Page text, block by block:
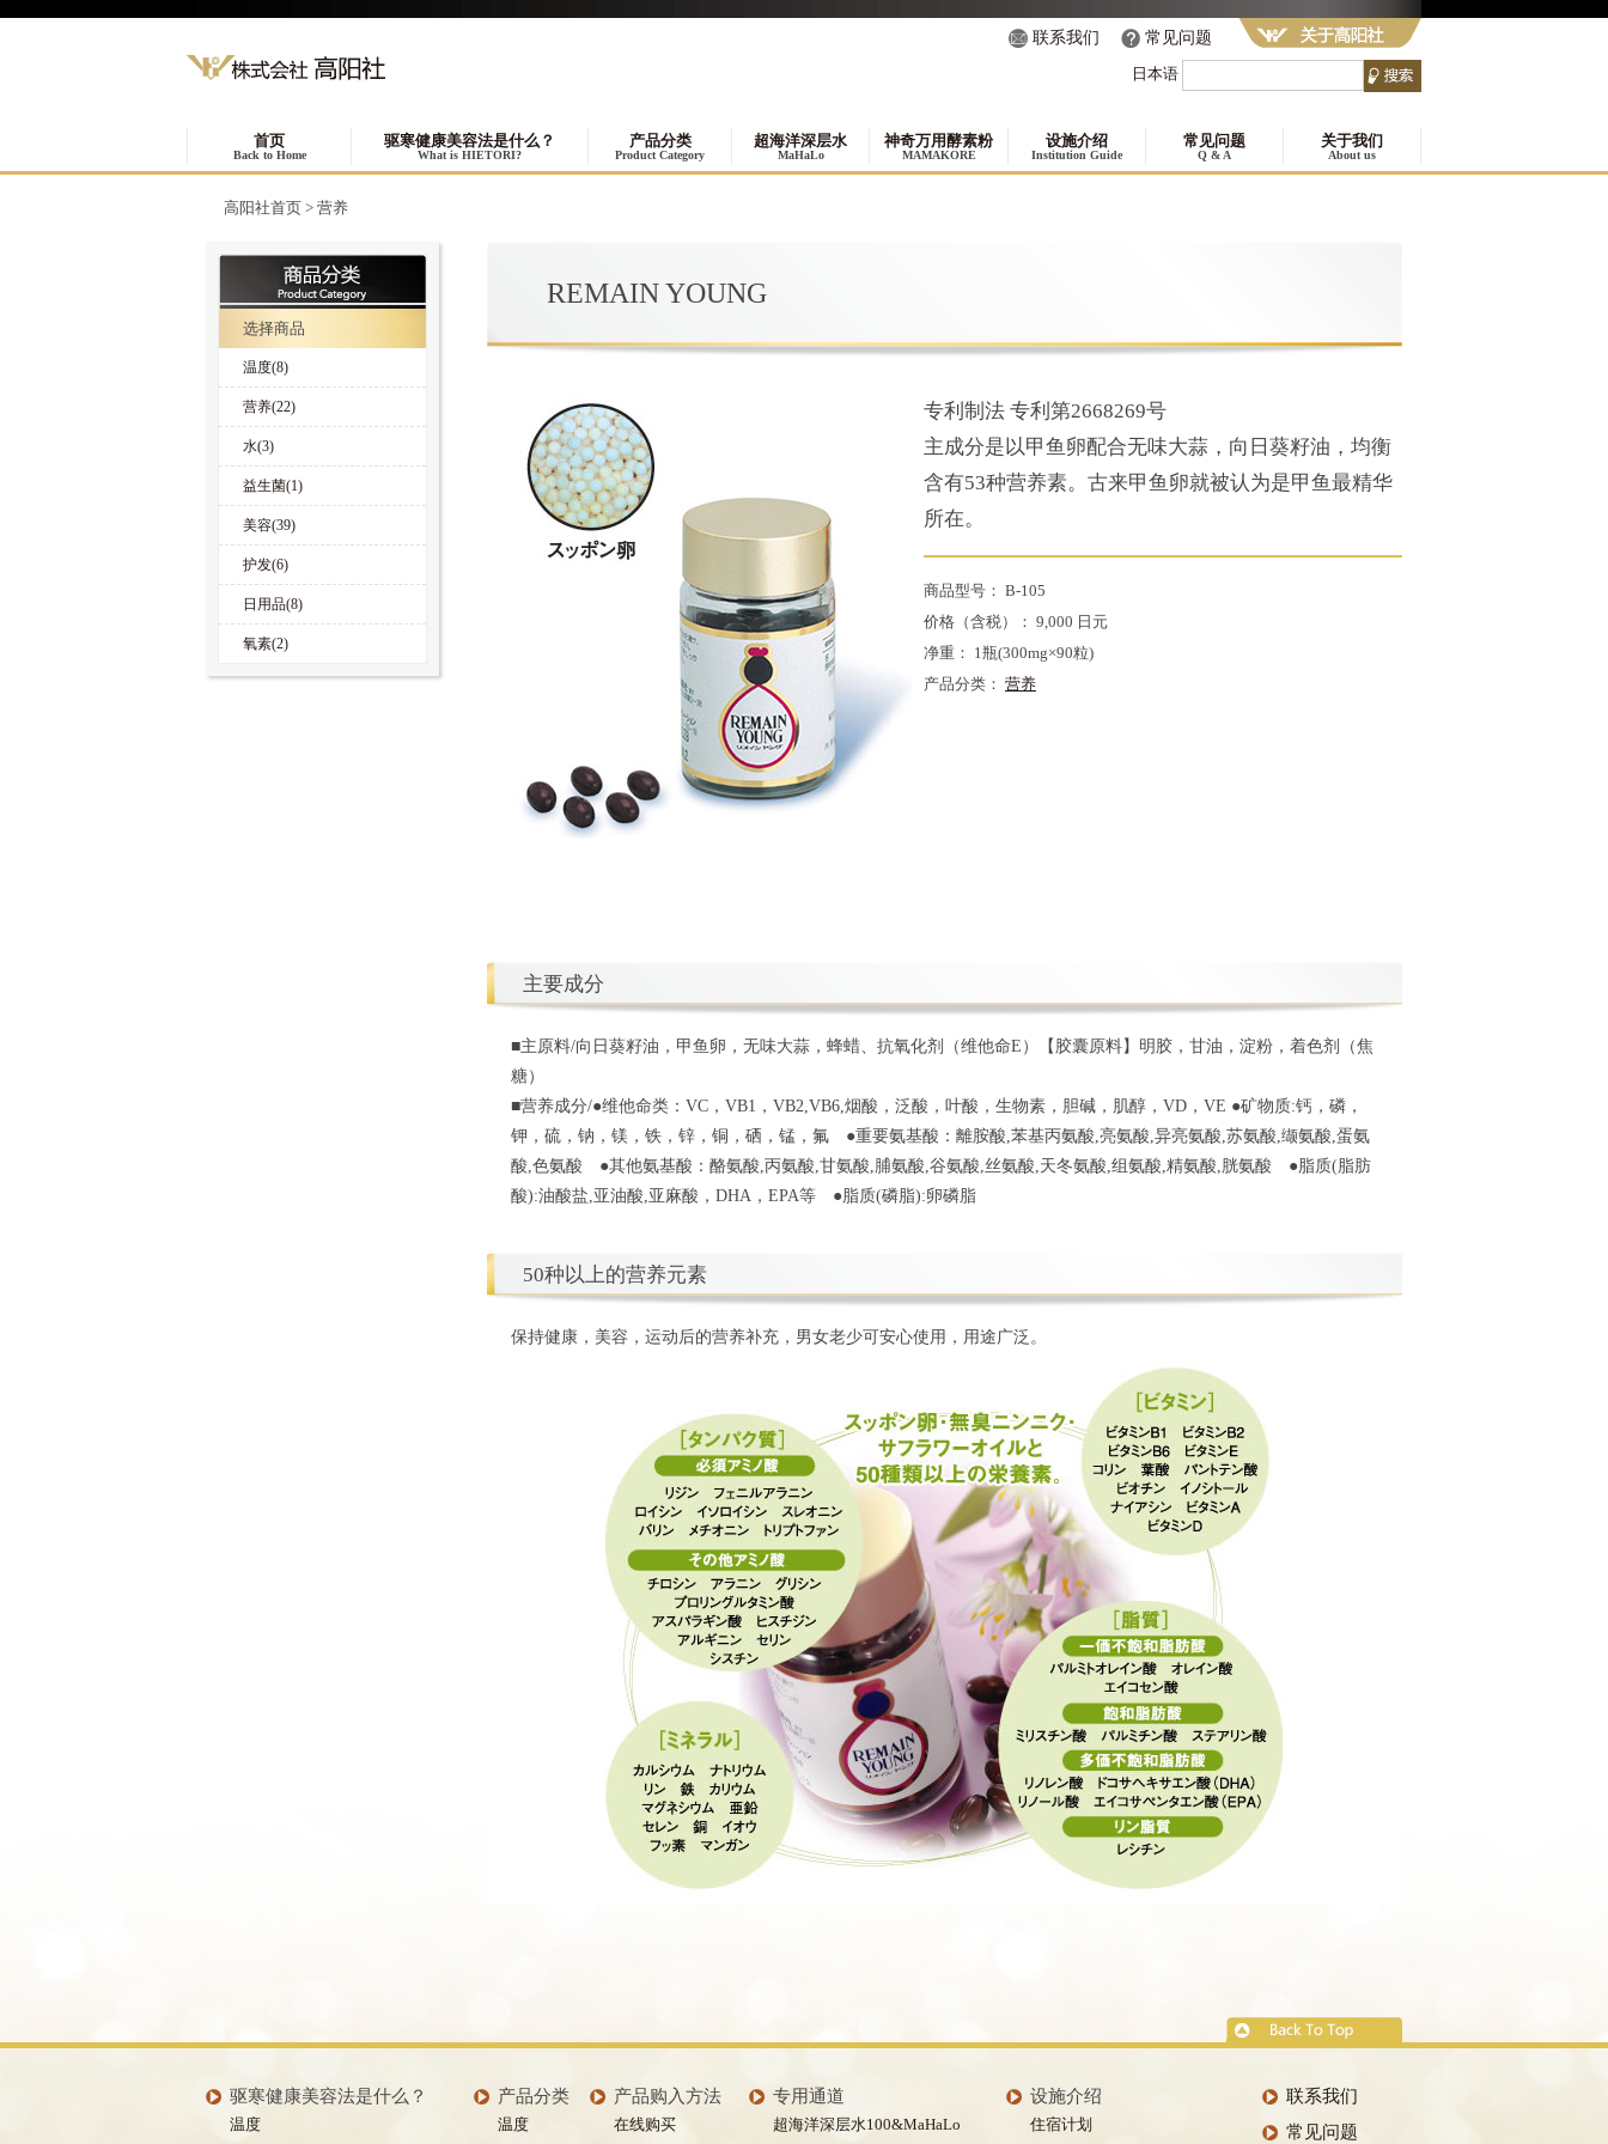
联系我们
常见问题
日本语
首页
Back to Home
驱寒健康美容法是什么？
What is HIETORI?
产品分类
Product Category
超海洋深层水
MaHaLo
神奇万用酵素粉
MAMAKORE
设施介绍
Institution Guide
常见问题
Q & A
关于我们
About us
高阳社首页 > 营养
选择商品
温度(8)
营养(22)
水(3)
益生菌(1)
美容(39)
护发(6)
日用品(8)
氧素(2)
REMAIN YOUNG
专利制法 专利第2668269号
主成分是以甲鱼卵配合无味大蒜，向日葵籽油，均衡
含有53种营养素。古来甲鱼卵就被认为是甲鱼最精华
所在。
商品型号： B-105
价格（含税）： 9,000 日元
净重： 1瓶(300mg×90粒)
产品分类： 营养
主要成分
■主原料/向日葵籽油，甲鱼卵，无味大蒜，蜂蜡、抗氧化剂（维他命E）【胶囊原料】明胶，甘油，淀粉，着色剂（焦
糖）
■营养成分/●维他命类：VC，VB1，VB2,VB6,烟酸，泛酸，叶酸，生物素，胆碱，肌醇，VD，VE ●矿物质:钙，磷，
钾，硫，钠，镁，铁，锌，铜，硒，锰，氟 ●重要氨基酸：離胺酸,苯基丙氨酸,亮氨酸,异亮氨酸,苏氨酸,缬氨酸,蛋氨
酸,色氨酸 ●其他氨基酸：酪氨酸,丙氨酸,甘氨酸,脯氨酸,谷氨酸,丝氨酸,天冬氨酸,组氨酸,精氨酸,胱氨酸 ●脂质(脂肪
酸):油酸盐,亚油酸,亚麻酸，DHA，EPA等 ●脂质(磷脂):卵磷脂
50种以上的营养元素
保持健康，美容，运动后的营养补充，男女老少可安心使用，用途广泛。
驱寒健康美容法是什么？
温度
产品分类
温度
产品购入方法
在线购买
专用通道
超海洋深层水100&MaHaLo
设施介绍
住宿计划
联系我们
常见问题